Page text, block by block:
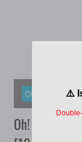
Oh! Young Sim
Oh! Young